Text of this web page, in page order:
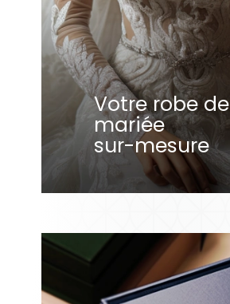
Votre robe de
mariée
sur-mesure